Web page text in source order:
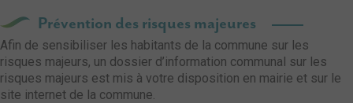
Prévention des risques majeures
Afin de sensibiliser les habitants de la commune sur les
risques majeurs, un dossier d’information communal sur les
risques majeurs est mis à votre disposition en mairie et sur le
site internet de la commune.